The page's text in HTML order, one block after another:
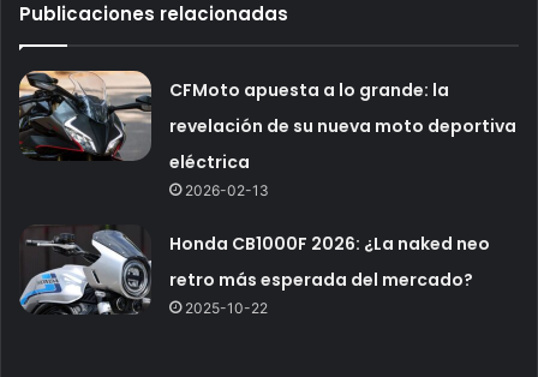
Publicaciones relacionadas
CFMoto apuesta a lo grande: la
revelación de su nueva moto deportiva
eléctrica
2026-02-13
Honda CB1000F 2026: ¿La naked neo
retro más esperada del mercado?
2025-10-22